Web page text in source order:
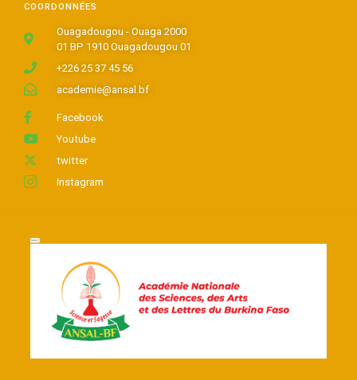
COORDONNÉES
Ouagadougou - Ouaga 2000
01 BP 1910 Ouagadougou 01
+226 25 37 45 56
academie@ansal.bf
Facebook
Youtube
twitter
Instagram